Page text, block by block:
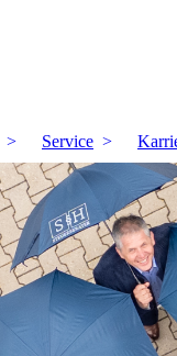
Service